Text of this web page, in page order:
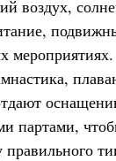
воздух,
мероприятиях.
партами,